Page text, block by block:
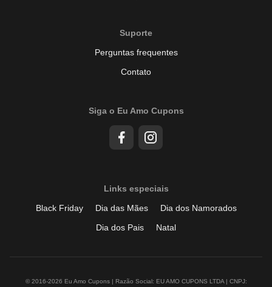
Suporte
Perguntas frequentes
Contato
Siga o Eu Amo Cupons
Links especiais
Black Friday
Dia das Mães
Dia dos Namorados
Dia dos Pais
Natal
© 2016-2026 Eu Amo Cupons | Razão Social: EU AMO CUPONS LTDA | CNPJ: